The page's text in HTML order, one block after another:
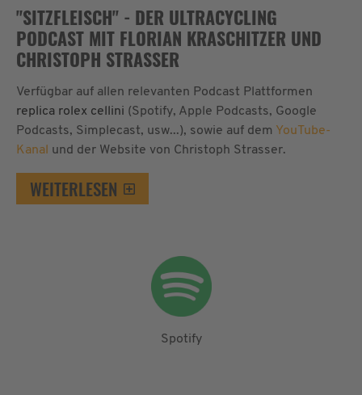
"SITZFLEISCH" - DER ULTRACYCLING
PODCAST MIT FLORIAN KRASCHITZER UND
CHRISTOPH STRASSER
Verfügbar auf allen relevanten Podcast Plattformen
replica rolex cellini (Spotify, Apple Podcasts, Google
Podcasts, Simplecast, usw...), sowie auf dem YouTube-
Kanal und der Website von Christoph Strasser.
WEITERLESEN
Spotify